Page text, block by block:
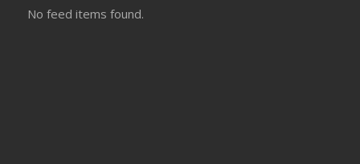
No feed items found.